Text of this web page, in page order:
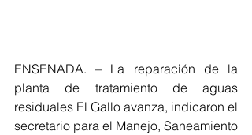
ENSENADA. – La reparación de la
planta de tratamiento de aguas
residuales El Gallo avanza, indicaron el
secretario para el Manejo, Saneamiento